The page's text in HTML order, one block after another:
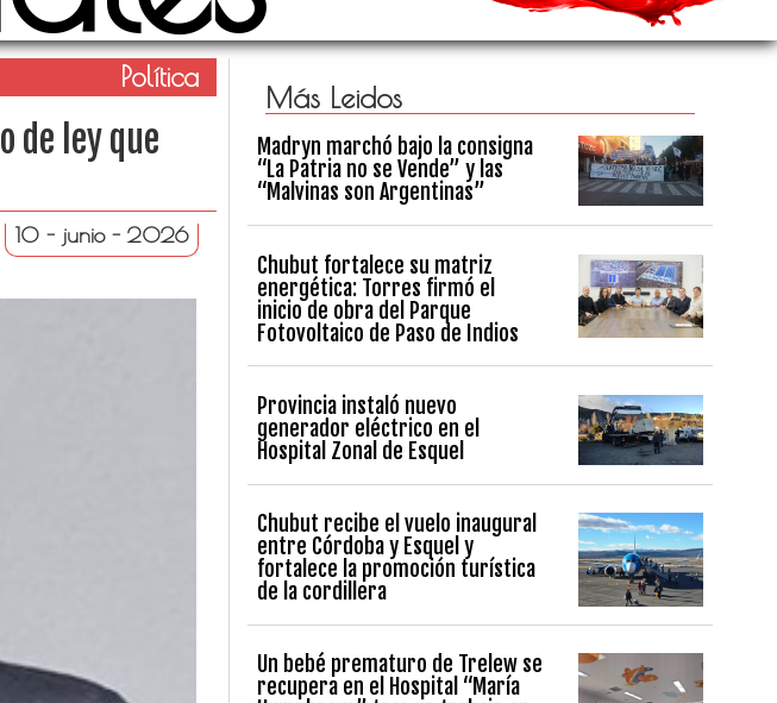
Política
de ley que
10 - junio - 2026
Más Leidos
Madryn marchó bajo la consigna
“La Patria no se Vende” y las
“Malvinas son Argentinas”
Chubut fortalece su matriz
energética: Torres firmó el
inicio de obra del Parque
Fotovoltaico de Paso de Indios
Provincia instaló nuevo
generador eléctrico en el
Hospital Zonal de Esquel
Chubut recibe el vuelo inaugural
entre Córdoba y Esquel y
fortalece la promoción turística
de la cordillera
Un bebé prematuro de Trelew se
recupera en el Hospital “María